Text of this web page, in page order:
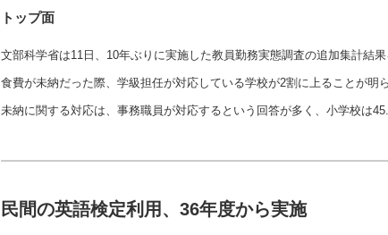
トップ面
文部科学省は11日、10年ぶりに実施した教員勤務実態調査の追加集計結
食費が未納だった際、学級担任が対応している学校が2割に上ることが明
未納に関する対応は、事務職員が対応するという回答が多く、小学校は
民間の英語検定利用、36年度から実施